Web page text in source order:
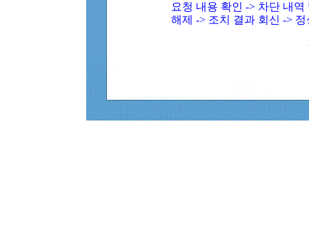
요청 내용 확인 -> 차단 내
해제 -> 조치 결과 회신 ->